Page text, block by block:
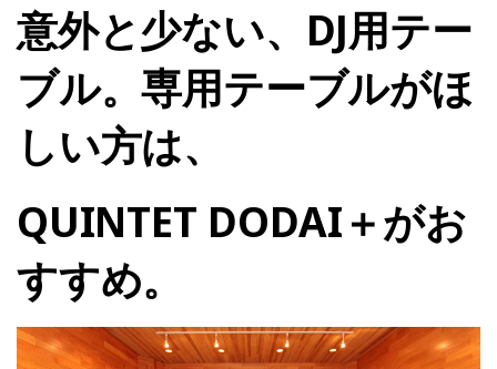
意外と少ない、DJ用テー
ブル。専用テーブルがほ
しい方は、
QUINTET DODAI＋がお
すすめ。